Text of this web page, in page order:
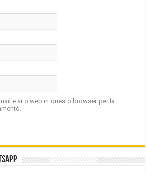
e sito web in questo browser per la